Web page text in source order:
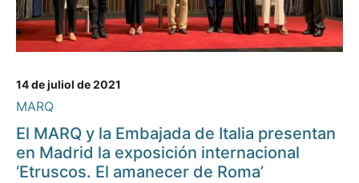
14 de juliol de 2021
MARQ
El MARQ y la Embajada de Italia presentan
en Madrid la exposición internacional
‘Etruscos. El amanecer de Roma’